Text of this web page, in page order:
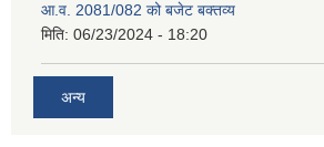
आ.व. 2081/082 को बजेट बक्तव्य
मिति: 06/23/2024 - 18:20
अन्य